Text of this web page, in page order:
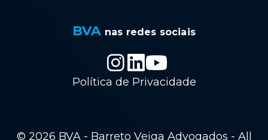
BVA nas redes sociais
Política de Privacidade
© 2026 BVA - Barreto Veiga Advogados - All